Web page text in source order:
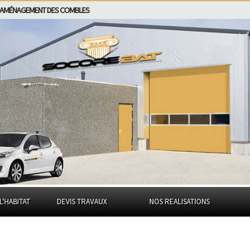
AMÉNAGEMENT DES COMBLES
DEVIS TRAVAUX NOS REALISATIONS